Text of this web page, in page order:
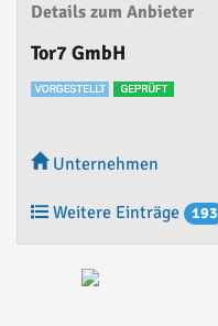
Details zum Anbieter
Tor7 GmbH
Unternehmen
Weitere Einträge 193